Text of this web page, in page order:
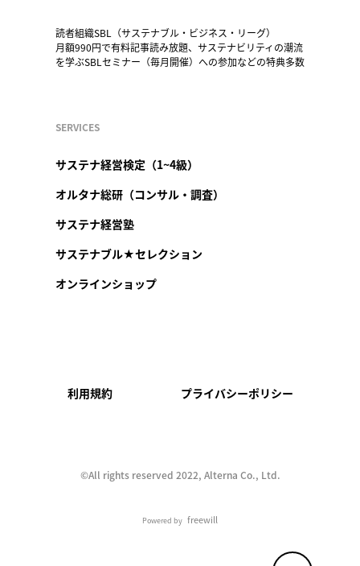
読者組織SBL（サステナブル・ビジネス・リーグ）
月額990円で有料記事読み放題、サステナビリティの潮流
を学ぶSBLセミナー（毎月開催）への参加などの特典多数
SERVICES
サステナ経営検定（1~4級）
オルタナ総研（コンサル・調査）
サステナ経営塾
サステナブル★セレクション
オンラインショップ
利用規約 プライバシーポリシー
©︎All rights reserved 2022, Alterna Co., Ltd.
Powered by freewill